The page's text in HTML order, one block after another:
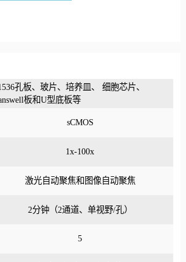
孔板、玻片、培养皿、 细胞芯片、
板和U型底板等
sCMOS
1x-100x
激光自动聚焦和图像自动聚焦
2分钟（2通道、单视野/孔）
5